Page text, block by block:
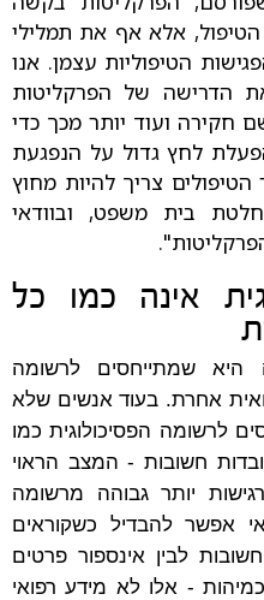
אלא אף את תמלילי
הטיפוליות עצמן. אנו
הדרישה של הפרקליטות
חקירה ועוד יותר מכך כדי
לחץ גדול על הנפגעת
צריך להיות מחוץ
בית משפט, ובוודאי
אינה כמו כל
היא שמתייחסים לרשומה
אחרת. בעוד אנשים שלא
לרשומה הפסיכולוגית כמו
חשובות - המצב הראוי
יותר גבוהה מרשומה
אפשר להבדיל כשקוראים
לבין אינספור פרטים
- אלו לא מידע רפואי